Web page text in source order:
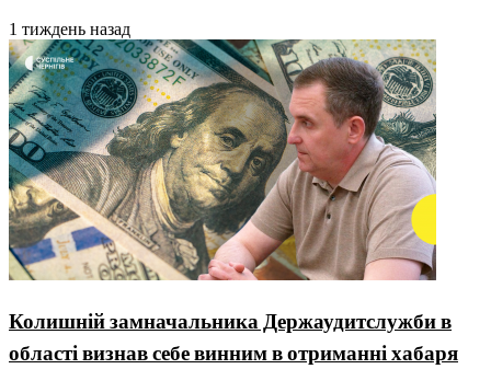
1 тиждень назад
Колишній замначальника Держаудитслужби в
області визнав себе винним в отриманні хабаря